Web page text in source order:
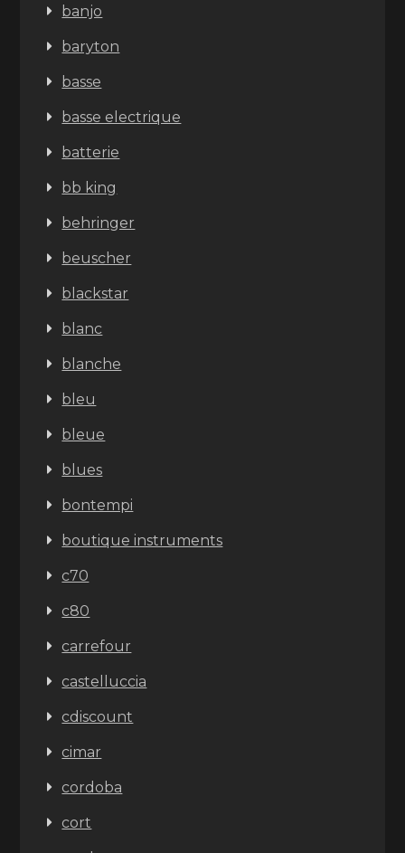
banjo
baryton
basse
basse electrique
batterie
bb king
behringer
beuscher
blackstar
blanc
blanche
bleu
bleue
blues
bontempi
boutique instruments
c70
c80
carrefour
castelluccia
cdiscount
cimar
cordoba
cort